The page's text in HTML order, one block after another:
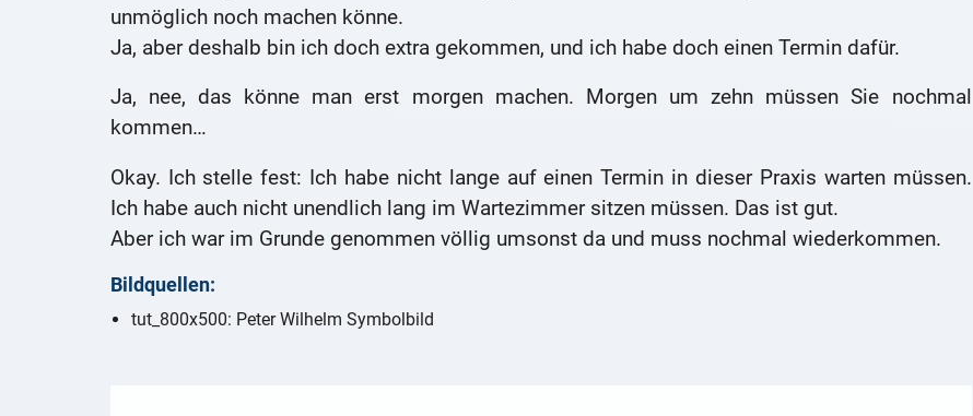
unmöglich noch machen könne.
Ja, aber deshalb bin ich doch extra gekommen, und ich habe doch einen Termin dafür.
Ja, nee, das könne man erst morgen machen. Morgen um zehn müssen Sie nochmal
kommen…
Okay. Ich stelle fest: Ich habe nicht lange auf einen Termin in dieser Praxis warten müssen.
Ich habe auch nicht unendlich lang im Wartezimmer sitzen müssen. Das ist gut.
Aber ich war im Grunde genommen völlig umsonst da und muss nochmal wiederkommen.
Bildquellen:
tut_800x500: Peter Wilhelm Symbolbild